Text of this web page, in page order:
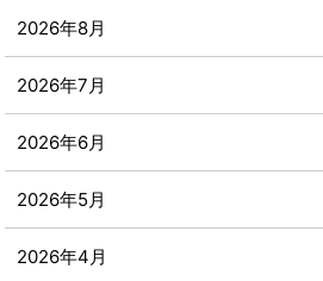
2026年8月
2026年7月
2026年6月
2026年5月
2026年4月